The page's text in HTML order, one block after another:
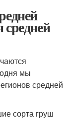
мы
средней
сорта груш